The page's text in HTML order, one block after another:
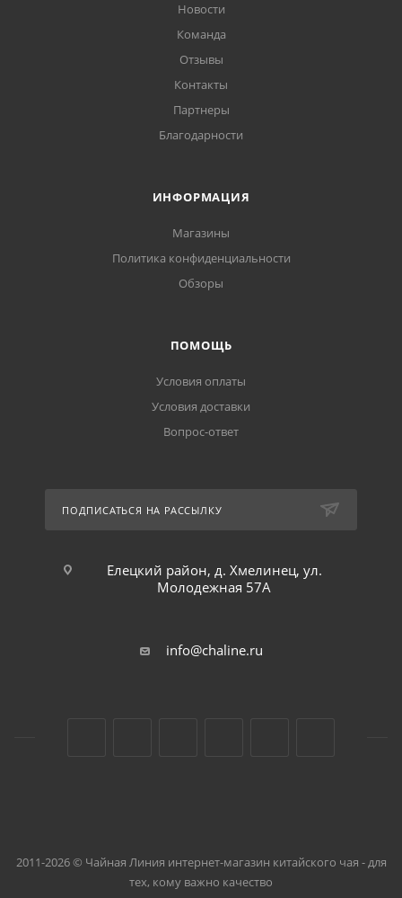
Новости
Команда
Отзывы
Контакты
Партнеры
Благодарности
ИНФОРМАЦИЯ
Магазины
Политика конфиденциальности
Обзоры
ПОМОЩЬ
Условия оплаты
Условия доставки
Вопрос-ответ
ПОДПИСАТЬСЯ НА РАССЫЛКУ
Елецкий район, д. Хмелинец, ул.
Молодежная 57А
info@chaline.ru
2011-2026 © Чайная Линия интернет-магазин китайского чая - для
тех, кому важно качество